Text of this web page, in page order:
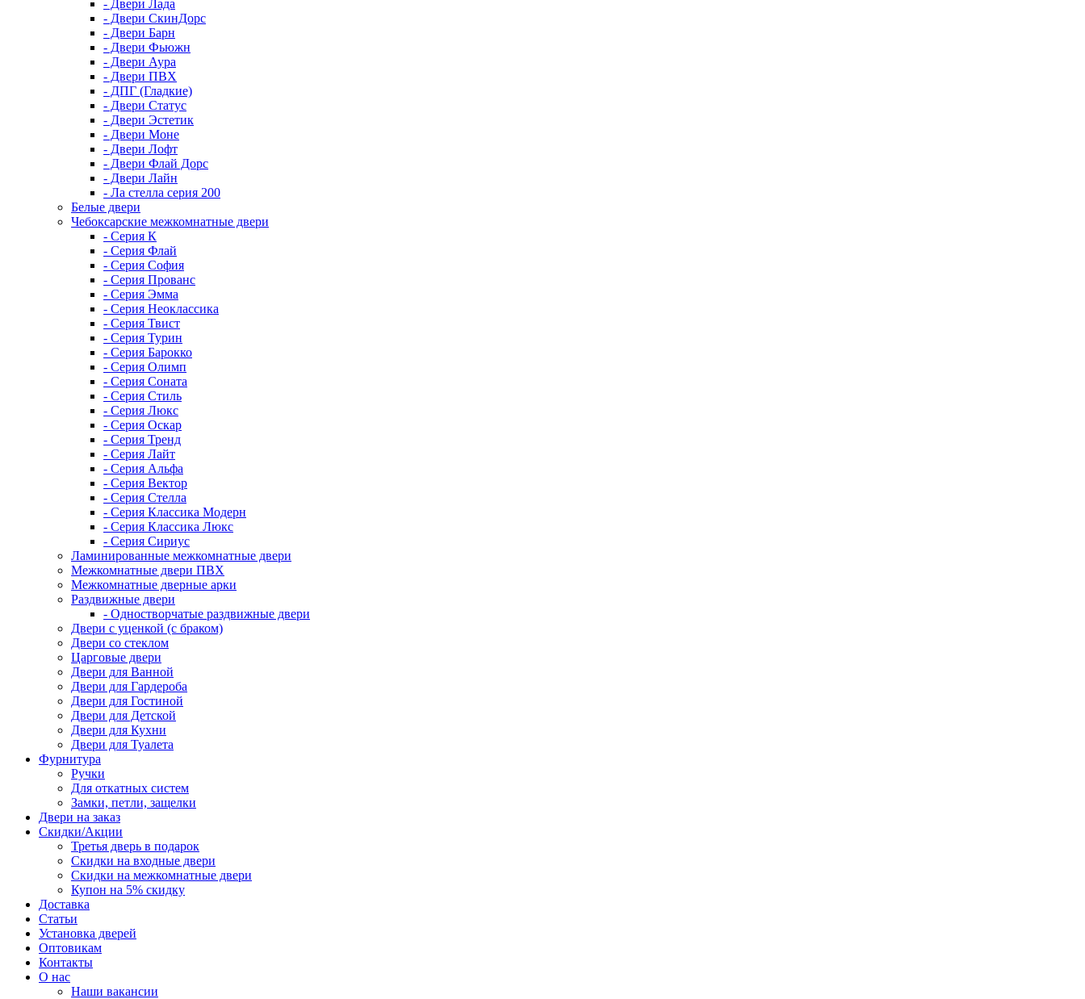
- Двери Лада
- Двери СкинДорс
- Двери Барн
- Двери Фьюжн
- Двери Аура
- Двери ПВХ
- ДПГ (Гладкие)
- Двери Статус
- Двери Эстетик
- Двери Моне
- Двери Лофт
- Двери Флай Дорс
- Двери Лайн
- Ла стелла серия 200
Белые двери
Чебоксарские межкомнатные двери
- Серия К
- Серия Флай
- Серия София
- Серия Прованс
- Серия Эмма
- Серия Неоклассика
- Серия Твист
- Серия Турин
- Серия Барокко
- Серия Олимп
- Серия Соната
- Серия Стиль
- Серия Люкс
- Серия Оскар
- Серия Тренд
- Серия Лайт
- Серия Альфа
- Серия Вектор
- Серия Стелла
- Серия Классика Модерн
- Серия Классика Люкс
- Серия Сириус
Ламинированные межкомнатные двери
Межкомнатные двери ПВХ
Межкомнатные дверные арки
Раздвижные двери
- Одностворчатые раздвижные двери
Двери с уценкой (с браком)
Двери со стеклом
Царговые двери
Двери для Ванной
Двери для Гардероба
Двери для Гостиной
Двери для Детской
Двери для Кухни
Двери для Туалета
Фурнитура
Ручки
Для откатных систем
Замки, петли, защелки
Двери на заказ
Скидки/Акции
Третья дверь в подарок
Скидки на входные двери
Скидки на межкомнатные двери
Купон на 5% скидку
Доставка
Статьи
Установка дверей
Оптовикам
Контакты
О нас
Наши вакансии